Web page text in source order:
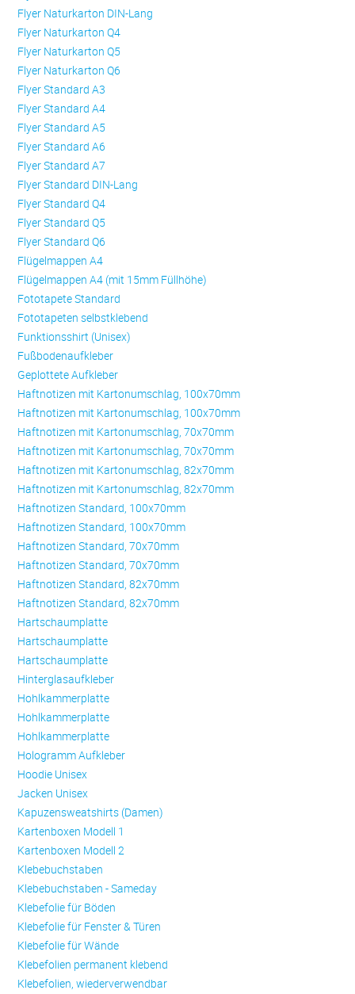
Flyer Naturkarton DIN-Lang
Flyer Naturkarton Q4
Flyer Naturkarton Q5
Flyer Naturkarton Q6
Flyer Standard A3
Flyer Standard A4
Flyer Standard A5
Flyer Standard A6
Flyer Standard A7
Flyer Standard DIN-Lang
Flyer Standard Q4
Flyer Standard Q5
Flyer Standard Q6
Flügelmappen A4
Flügelmappen A4 (mit 15mm Füllhöhe)
Fototapete Standard
Fototapeten selbstklebend
Funktionsshirt (Unisex)
Fußbodenaufkleber
Geplottete Aufkleber
Haftnotizen mit Kartonumschlag, 100x70mm
Haftnotizen mit Kartonumschlag, 100x70mm
Haftnotizen mit Kartonumschlag, 70x70mm
Haftnotizen mit Kartonumschlag, 70x70mm
Haftnotizen mit Kartonumschlag, 82x70mm
Haftnotizen mit Kartonumschlag, 82x70mm
Haftnotizen Standard, 100x70mm
Haftnotizen Standard, 100x70mm
Haftnotizen Standard, 70x70mm
Haftnotizen Standard, 70x70mm
Haftnotizen Standard, 82x70mm
Haftnotizen Standard, 82x70mm
Hartschaumplatte
Hartschaumplatte
Hartschaumplatte
Hinterglasaufkleber
Hohlkammerplatte
Hohlkammerplatte
Hohlkammerplatte
Hologramm Aufkleber
Hoodie Unisex
Jacken Unisex
Kapuzensweatshirts (Damen)
Kartenboxen Modell 1
Kartenboxen Modell 2
Klebebuchstaben
Klebebuchstaben - Sameday
Klebefolie für Böden
Klebefolie für Fenster & Türen
Klebefolie für Wände
Klebefolien permanent klebend
Klebefolien, wiederverwendbar